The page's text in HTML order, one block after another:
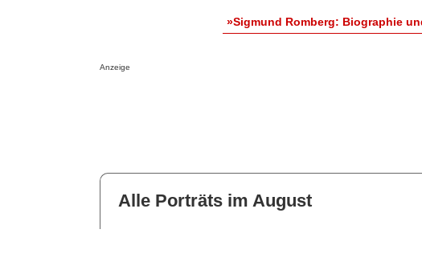
»Sigmund Romberg: Biographie
Anzeige
Alle Porträts im August